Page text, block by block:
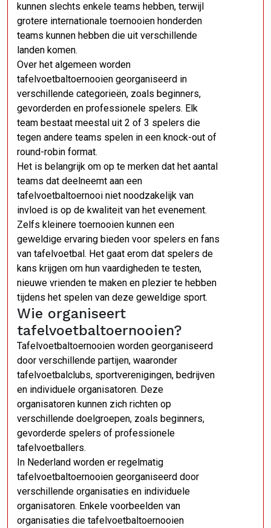
kunnen slechts enkele teams hebben, terwijl
grotere internationale toernooien honderden
teams kunnen hebben die uit verschillende
landen komen.
Over het algemeen worden
tafelvoetbaltoernooien georganiseerd in
verschillende categorieën, zoals beginners,
gevorderden en professionele spelers. Elk
team bestaat meestal uit 2 of 3 spelers die
tegen andere teams spelen in een knock-out of
round-robin format.
Het is belangrijk om op te merken dat het aantal
teams dat deelneemt aan een
tafelvoetbaltoernooi niet noodzakelijk van
invloed is op de kwaliteit van het evenement.
Zelfs kleinere toernooien kunnen een
geweldige ervaring bieden voor spelers en fans
van tafelvoetbal. Het gaat erom dat spelers de
kans krijgen om hun vaardigheden te testen,
nieuwe vrienden te maken en plezier te hebben
tijdens het spelen van deze geweldige sport.
Wie organiseert
tafelvoetbaltoernooien?
Tafelvoetbaltoernooien worden georganiseerd
door verschillende partijen, waaronder
tafelvoetbalclubs, sportverenigingen, bedrijven
en individuele organisatoren. Deze
organisatoren kunnen zich richten op
verschillende doelgroepen, zoals beginners,
gevorderde spelers of professionele
tafelvoetballers.
In Nederland worden er regelmatig
tafelvoetbaltoernooien georganiseerd door
verschillende organisaties en individuele
organisatoren. Enkele voorbeelden van
organisaties die tafelvoetbaltoernooien